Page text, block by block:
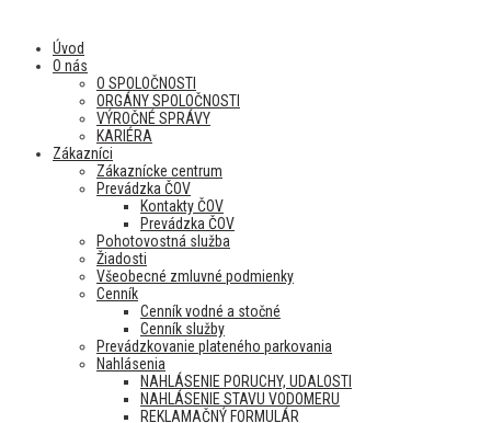
Úvod
O nás
O SPOLOČNOSTI
ORGÁNY SPOLOČNOSTI
VÝROČNÉ SPRÁVY
KARIÉRA
Zákazníci
Zákaznícke centrum
Prevádzka ČOV
Kontakty ČOV
Prevádzka ČOV
Pohotovostná služba
Žiadosti
Všeobecné zmluvné podmienky
Cenník
Cenník vodné a stočné
Cenník služby
Prevádzkovanie plateného parkovania
Nahlásenia
NAHLÁSENIE PORUCHY, UDALOSTI
NAHLÁSENIE STAVU VODOMERU
REKLAMAČNÝ FORMULÁR